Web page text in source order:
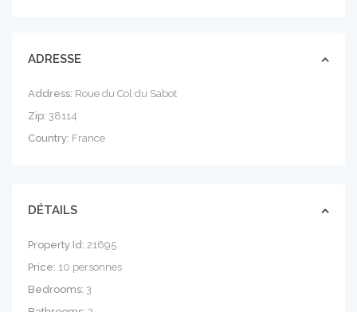
ADRESSE
Address: Roue du Col du Sabot
Zip: 38114
Country: France
DÉTAILS
Property Id: 21695
Price: 10 personnes
Bedrooms: 3